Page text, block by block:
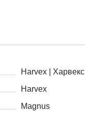
Harvex | Харвекс
Harvex
Magnus